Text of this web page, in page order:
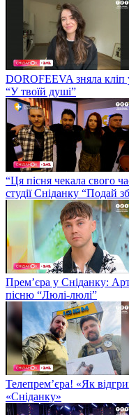
DOROFEEVA зняла кліп
“У твоїй душі”
“Ця пісня чекала свого
студії Сніданку “Подай
Прем’єра у Сніданку:
пісню “Люлі-люлі”
Телепрем’єра! «Як
«Сніданку»